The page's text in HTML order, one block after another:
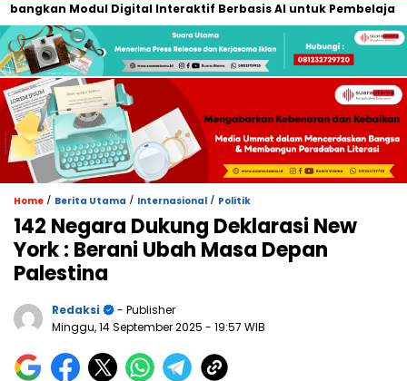
Modul Digital Interaktif Berbasis AI untuk Pembelajaran
Home / Berita Utama / Internasional / Politik
142 Negara Dukung Deklarasi New
York : Berani Ubah Masa Depan
Palestina
Redaksi
- Publisher
Minggu, 14 September 2025 - 19:57 WIB